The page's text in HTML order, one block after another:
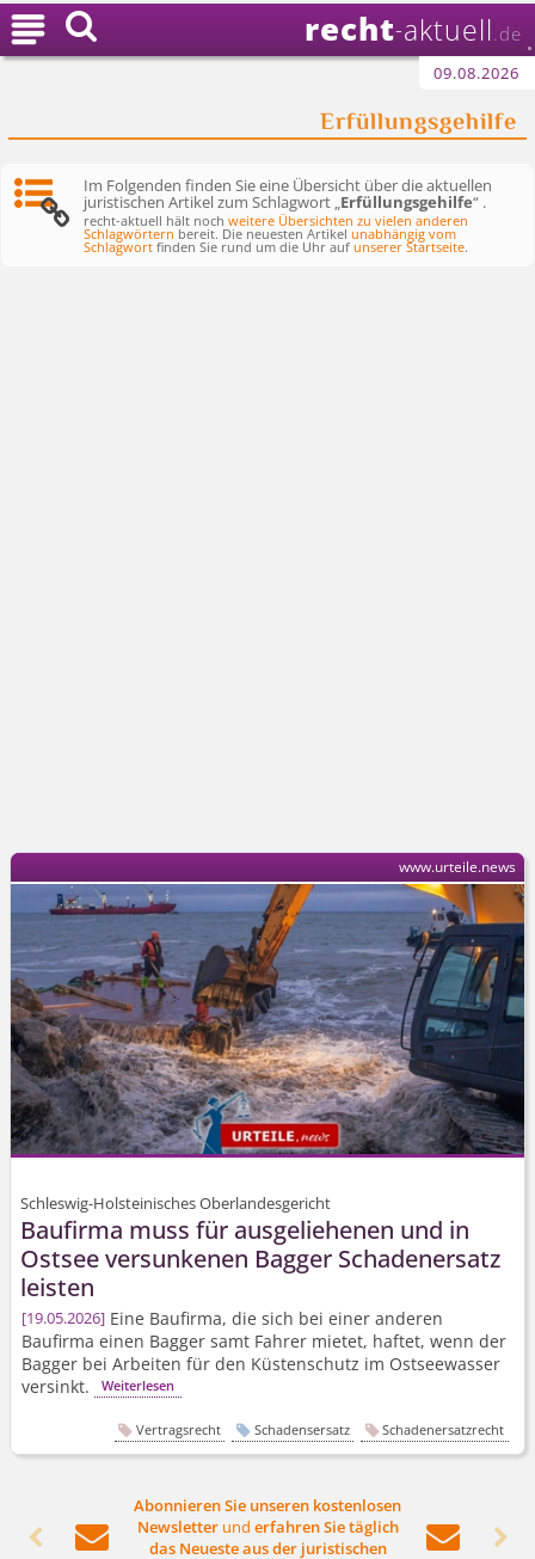
recht-aktuell .de
09.08.2026
Erfüllungsgehilfe

Im Folgenden finden Sie eine Übersicht über die aktuellen
juristischen Artikel zum Schlagwort „Erfüllungsgehilfe“ .
recht-aktuell hält nochweitere Übersichten zu vielen anderen
Schlagwörtern bereit. Die neuesten Artikelunabhängig vom
Schlagwort finden Sie rund um die Uhr aufunserer Startseite.
Schleswig-Holsteinisches Oberlandesgericht
Baufirma muss für ausgeliehenen und in
Ostsee versunkenen Bagger Schadenersatz
leisten
19.05.2026 Eine Baufirma, die sich bei einer anderen
Baufirma einen Bagger samt Fahrer mietet, haftet, wenn der
Bagger bei Arbeiten für den Küstenschutz im Ostseewasser
versinkt.
Weiterlesen
www.urteile.news
Vertragsrecht Schadensersatz Schadenersatzrecht
 
Abonnieren Sie unseren kostenlosen
Newsletterund erfahren Sie täglich
das Neueste aus der juristischen
 